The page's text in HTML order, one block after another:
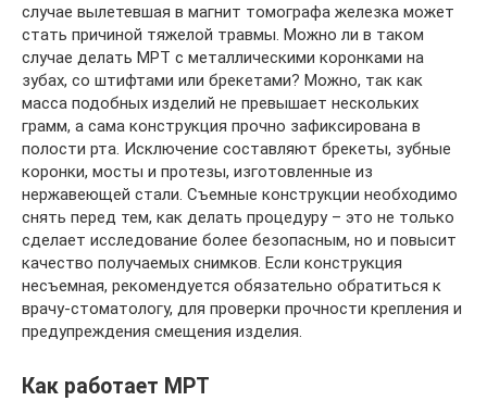
случае вылетевшая в магнит томографа железка может
стать причиной тяжелой травмы. Можно ли в таком
случае делать МРТ с металлическими коронками на
зубах, со штифтами или брекетами? Можно, так как
масса подобных изделий не превышает нескольких
грамм, а сама конструкция прочно зафиксирована в
полости рта. Исключение составляют брекеты, зубные
коронки, мосты и протезы, изготовленные из
нержавеющей стали. Съемные конструкции необходимо
снять перед тем, как делать процедуру – это не только
сделает исследование более безопасным, но и повысит
качество получаемых снимков. Если конструкция
несъемная, рекомендуется обязательно обратиться к
врачу-стоматологу, для проверки прочности крепления и
предупреждения смещения изделия.
Как работает МРТ